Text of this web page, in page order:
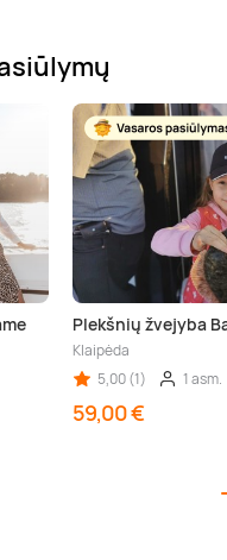
Plekšnių žvejyba
Klaipėda
5,00 (1)
1 asm.
59,00 €